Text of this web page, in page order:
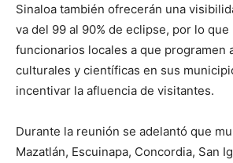
Sinaloa también ofrecerán una
va del 99 al 90% de eclipse, por lo que
funcionarios locales a que programen
culturales y científicas en sus
incentivar la afluencia de visitantes.
Durante la reunión se adelantó que
Mazatlán, Escuinapa, Concordia, San